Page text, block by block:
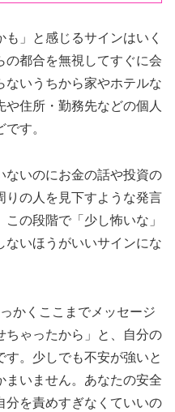
」と感じるサインはいく
の都合を無視してすぐに会
ないうちから家やホテルな
住所・勤務先などの個人
す。
ないのにお金の話や投資の
りの人を見下すような発言
の段階で「少し怖いな」
ないほうがいいサインにな
かくここまでメッセージ
ちゃったから」と、自分の
。少しでも不安が強いと
まいません。あなたの安全
分を責めすぎなくていいの